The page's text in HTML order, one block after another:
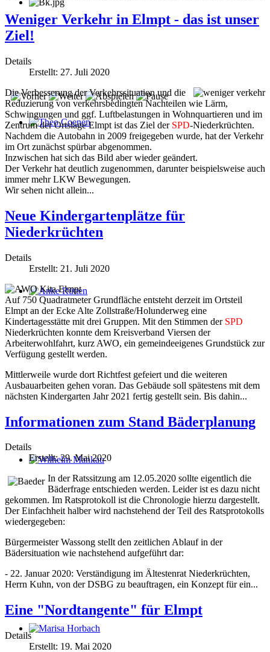
Theo Coenen
Anke Rütten
Marisa Horbach
Weniger Verkehr in Elmpt - das ist unser
Ziel!
Details
Erstellt: 27. Juli 2020
Die Verbesserung der Verkehrssituation und die
Reduzierung von verkehrsbedingten Nachteilen wie Lärm,
Schwingungen und ggf. Luftbelastungen in Wohnquartieren und im
Zentrum der Ortslage Elmpt ist das Ziel der SPD-Niederkrüchten.
Nachdem die Autobahn in 2009 freigegeben wurde, hat der Verkehr
im Ort zunächst spürbar abgenommen.
Inzwischen hat sich das Bild aber wieder geändert.
Der Verkehr hat deutlich zugenommen, darunter beispielsweise auch
immer mehr LKW Bewegungen.
Wir sehen nicht allein...
Neue Kindergartenplätze für
Niederkrüchten
Details
Erstellt: 21. Juli 2020
Auf 750 Quadratmeter Grundfläche entsteht derzeit im Ortsteil
Elmpt an der Ecke Alte Zollstraße/Holunderweg eine
Kindertagesstätte mit drei Gruppen. Mit den Stimmen der SPD
Niederkrüchten konnte dem Kreisverband Viersen der
Arbeiterwohlfahrt, kurz AWO, ein gemeindeeigenes Grundstück zur
Verfügung gestellt werden.
Mittlerweile wurde dort Richtfest gefeiert und die weiteren
Ausbauarbeiten gehen voran. Das Gebäude soll spätestens mit dem
nächsten Kindergarten Jahr 2021 fertig gestellt sein. Bis dahin...
Informationen zum Stand Bäderplanung
Details
Erstellt: 29. Mai 2020
In der Ratssitzung am 12.05.2020 sollte eigentlich die
Bäderfrage entschieden werden. Leider ist es dazu nicht
gekommen. Im Ratsprotokoll ist die Chronologie hierzu dargestellt.
Der Einfachheit halber wird nachstehend der Teil des Ratsprotokolls
wiedergegeben:
Bürgermeister Wassong stellt den zeitlichen Ablauf in der
Bädersituation wie nachstehend aufgeführt dar:
- 22. Januar 2020: Verständigung im Ältestenrat Niederkrüchten,
Herrn Kuhn, von der DSBG zu beauftragen, ein Konzept für ein...
Eine "Nordtangente" für Elmpt
Details
Erstellt: 19. Mai 2020